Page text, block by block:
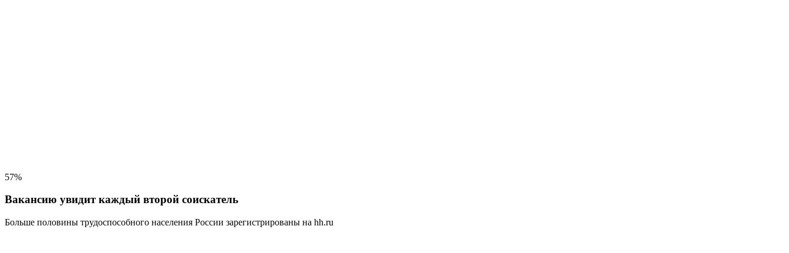
57%
Вакансию увидит каждый второй соискатель
Больше половины трудоспособного населения России зарегистрированы на hh.ru